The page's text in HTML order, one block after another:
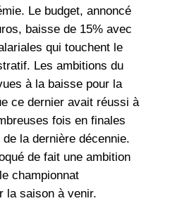
Le budget, annoncé
baisse de 15% avec
qui touchent le
Les ambitions du
à la baisse pour la
ce dernier avait réussi à
fois en finales
la dernière décennie.
de fait une ambition
championnat
la saison à venir.